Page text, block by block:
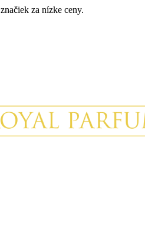
za nízke ceny.